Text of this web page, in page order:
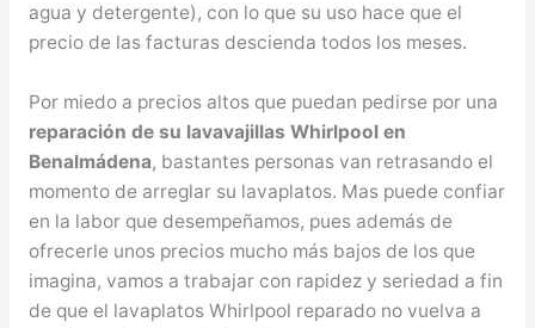
agua y detergente), con lo que su uso hace que el
precio de las facturas descienda todos los meses.
Por miedo a precios altos que puedan pedirse por una
reparación de su lavavajillas Whirlpool en
Benalmádena, bastantes personas van retrasando el
momento de arreglar su lavaplatos. Mas puede confiar
en la labor que desempeñamos, pues además de
ofrecerle unos precios mucho más bajos de los que
imagina, vamos a trabajar con rapidez y seriedad a fin
de que el lavaplatos Whirlpool reparado no vuelva a